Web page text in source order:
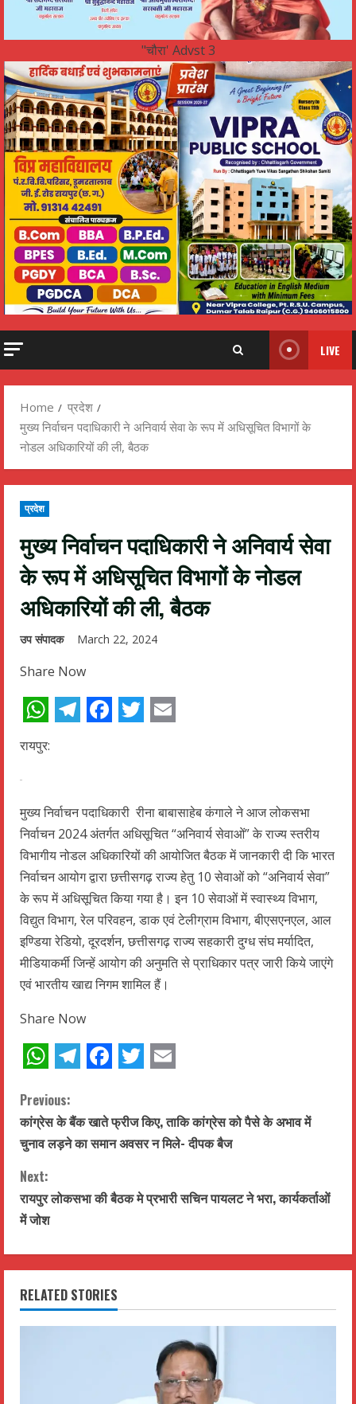
"चौरा' Advst 3
LIVE
Home
प्रदेश
मुख्य निर्वाचन पदाधिकारी ने अनिवार्य सेवा के रूप में अधिसूचित विभागों के
नोडल अधिकारियों की ली, बैठक
प्रदेश
मुख्य निर्वाचन पदाधिकारी ने अनिवार्य सेवा
के रूप में अधिसूचित विभागों के नोडल
अधिकारियों की ली, बैठक
उप संपादक March 22, 2024
Share Now
WhatsApp
रायपुर:
मुख्य निर्वाचन पदाधिकारी रीना बाबासाहेब कंगाले ने आज लोकसभा
निर्वाचन 2024 अंतर्गत अधिसूचित “अनिवार्य सेवाओं” के राज्य स्तरीय
विभागीय नोडल अधिकारियों की आयोजित बैठक में जानकारी दी कि भारत
निर्वाचन आयोग द्वारा छत्तीसगढ़ राज्य हेतु 10 सेवाओं को “अनिवार्य सेवा”
के रूप में अधिसूचित किया गया है। इन 10 सेवाओं में स्वास्थ्य विभाग,
विद्युत विभाग, रेल परिवहन, डाक एवं टेलीग्राम विभाग, बीएसएनएल, आल
इण्डिया रेडियो, दूरदर्शन, छत्तीसगढ़ राज्य सहकारी दुग्ध संघ मर्यादित,
मीडियाकर्मी जिन्हें आयोग की अनुमति से प्राधिकार पत्र जारी किये जाएंगे
एवं भारतीय खाद्य निगम शामिल हैं।
Share Now
C
o
n
t
n
u
Previous:
कांग्रेस के बैंक खाते फ्रीज किए, ताकि कांग्रेस को पैसे के अभाव में
चुनाव लड़ने का समान अवसर न मिले- दीपक बैज
Next:
रायपुर लोकसभा की बैठक मे प्रभारी सचिन पायलट ने भरा, कार्यकर्ताओं
में जोश
RELATED STORIES